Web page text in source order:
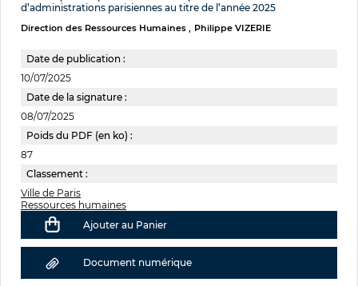
d’administrations parisiennes au titre de l’année 2025
Direction des Ressources Humaines Philippe VIZERIE
Date de publication :
10/07/2025
Date de la signature :
08/07/2025
Poids du PDF (en ko) :
87
Classement :
Ville de Paris
Ressources humaines
Ajouter au Panier
Document numérique